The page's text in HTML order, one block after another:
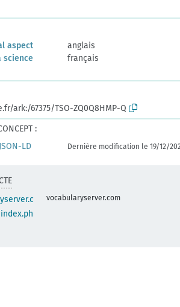
aspect
anglais
science
français
ark:/67375/TSO-ZQ0Q8HMP-Q
:
JSON-LD Dernière modification le 19/12/
vocabularyserver.com